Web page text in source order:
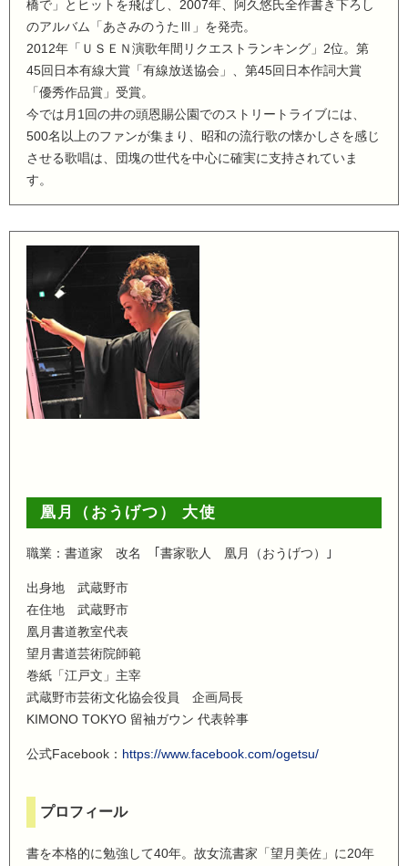
橋で」とヒットを飛ばし、2007年、阿久悠氏全作書き下ろし
のアルバム「あさみのうたⅢ」を発売。
2012年「ＵＳＥＮ演歌年間リクエストランキング」2位。第
45回日本有線大賞「有線放送協会」、第45回日本作詞大賞
「優秀作品賞」受賞。
今では月1回の井の頭恩賜公園でのストリートライブには、
500名以上のファンが集まり、昭和の流行歌の懐かしさを感じ
させる歌唱は、団塊の世代を中心に確実に支持されていま
す。
凰月（おうげつ） 大使
職業：書道家 改名 ｢書家歌人 凰月（おうげつ）｣
出身地 武蔵野市
在住地 武蔵野市
凰月書道教室代表
望月書道芸術院師範
巻紙「江戸文」主宰
武蔵野市芸術文化協会役員 企画局長
KIMONO TOKYO 留袖ガウン 代表幹事
公式Facebook： https://www.facebook.com/ogetsu/
プロフィール
書を本格的に勉強して40年。故女流書家「望月美佐」に20年